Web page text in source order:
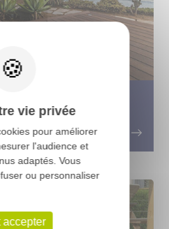
terrasse en
?
vie privée
pour améliorer
l'audience et
adaptés. Vous
ou personnaliser
accepter